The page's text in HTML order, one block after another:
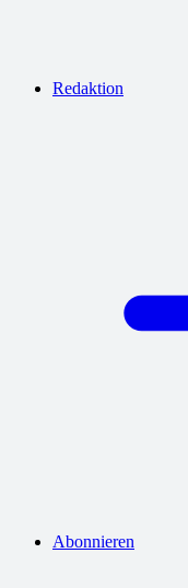
Redaktion
Abonnieren